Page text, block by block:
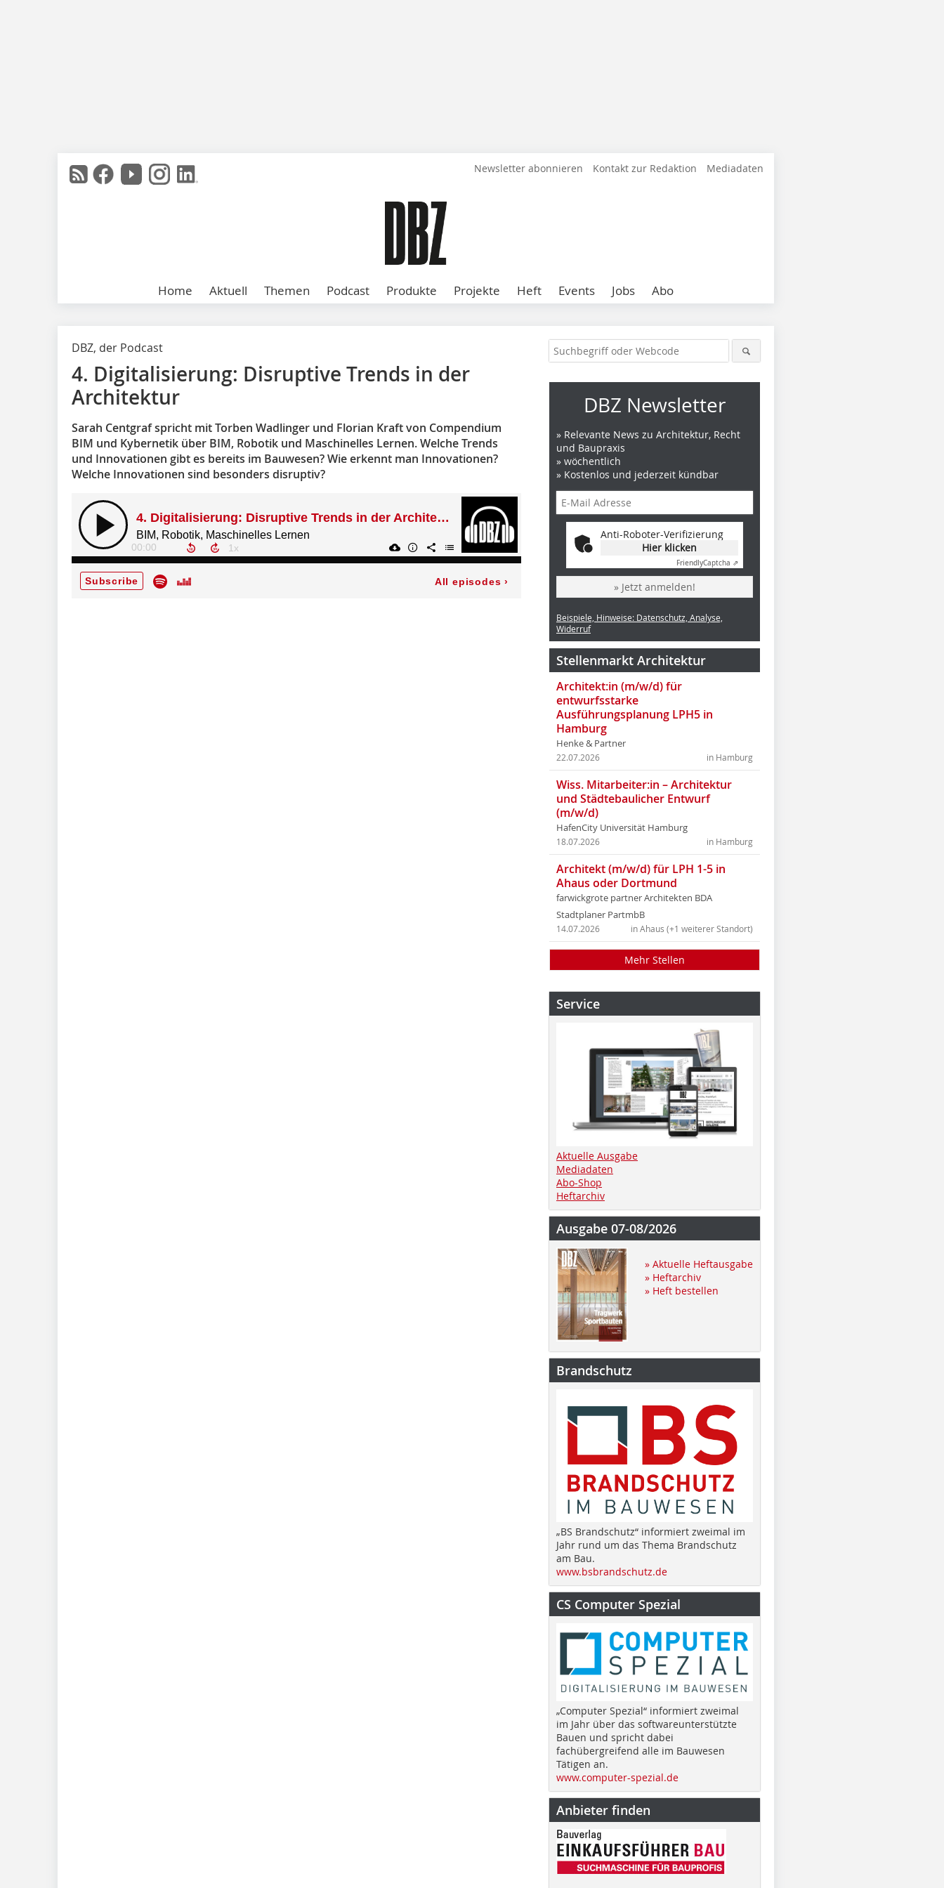
Newsletter abonnieren Kontakt zur Redaktion Mediadaten
Home Aktuell Themen Podcast Produkte Projekte Heft Events Jobs Abo
DBZ, der Podcast
4. Digitalisierung: Disruptive Trends in der
Architektur
Sarah Centgraf spricht mit Torben Wadlinger und Florian Kraft von Compendium
BIM und Kybernetik über BIM, Robotik und Maschinelles Lernen. Welche Trends
und Innovationen gibt es bereits im Bauwesen? Wie erkennt man Innovationen?
Welche Innovationen sind besonders disruptiv?
DBZ Newsletter
» Relevante News zu Architektur, Recht
und Baupraxis
» wöchentlich
» Kostenlos und jederzeit kündbar
Anti-Roboter-Verifizierung
Hier klicken
FriendlyCaptcha ⇗
» Jetzt anmelden!
Beispiele, Hinweise: Datenschutz, Analyse,
Widerruf
Stellenmarkt Architektur
Architekt:in (m/w/d) für
entwurfsstarke
Ausführungsplanung LPH5 in
Hamburg
Henke & Partner
in Hamburg
22.07.2026
Wiss. Mitarbeiter:in – Architektur
und Städtebaulicher Entwurf
(m/w/d)
HafenCity Universität Hamburg
in Hamburg
18.07.2026
Architekt (m/w/d) für LPH 1-5 in
Ahaus oder Dortmund
farwickgrote partner Architekten BDA
Stadtplaner PartmbB
in Ahaus (+1 weiterer Standort)
14.07.2026
Mehr Stellen
Service
Aktuelle Ausgabe
Mediadaten
Abo-Shop
Heftarchiv
Ausgabe 07-08/2026
» Aktuelle Heftausgabe
» Heftarchiv
» Heft bestellen
Brandschutz
„BS Brandschutz“ informiert zweimal im
Jahr rund um das Thema Brandschutz
am Bau.
www.bsbrandschutz.de
CS Computer Spezial
„Computer Spezial“ informiert zweimal
im Jahr über das softwareunterstützte
Bauen und spricht dabei
fachübergreifend alle im Bauwesen
Tätigen an.
www.computer-spezial.de
Anbieter finden